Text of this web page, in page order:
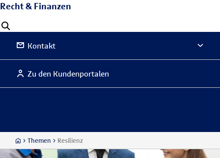
Recht & Finanzen
Kontakt
Zu den Kundenportalen
Themen Resilienz